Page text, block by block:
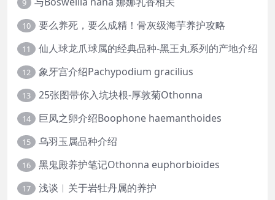
9
10 要么养死，要么成精！骨灰级海芋养护攻略
11 仙人球龙爪球属的经典品种-黑王丸系列的产地介绍
12 象牙宫介绍Pachypodium gracilius
13 25张图带你入坑块根-厚敦菊Othonna
14 巨凤之卵介绍Boophone haemanthoides
15 乌羽玉属品种介绍
16 黑鬼殿养护笔记Othonna euphorbioides
17 浅谈︱关于岩牡丹属的养护